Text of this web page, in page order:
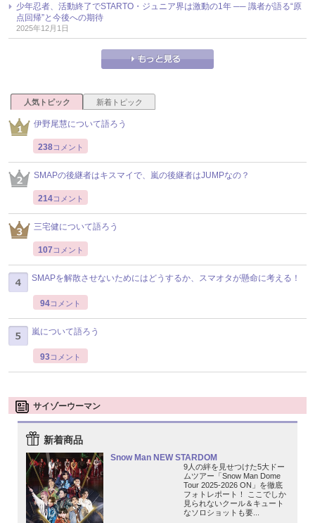
少年忍者、活動終了でSTARTO・ジュニア界は激動の1年 ── 識者が語る“原
点回帰”と今後への期待
2025年12月1日
人気トピック 新着トピック
伊野尾慧について語ろう
238コメント
SMAPの後継者はキスマイで、嵐の後継者はJUMPなの？
214コメント
三宅健について語ろう
107 コメント
SMAPを解散させないためにはどうするか、スマオタが懸命に考える！
94コメント
嵐について語ろう
93コメント
サイゾーウーマン
新着商品
Snow Man NEW STARDOM
9人の絆を見せつけた5大ドー
ムツアー「Snow Man Dome
Tour 2025-2026 ON」を徹底
フォトレポート！ ここでしか
見られないクール＆キュート
なソロショットも要...